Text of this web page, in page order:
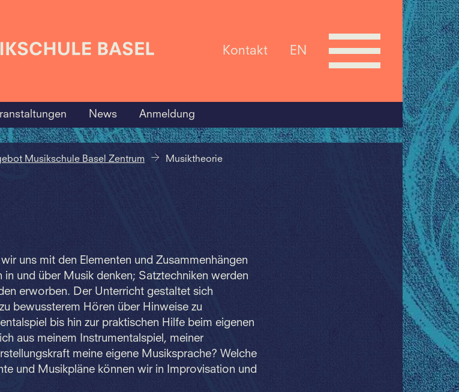
Kontakt EN
News Anmeldung
Musikschule Basel Zentrum Musiktheorie
uns mit den Elementen und Zusammenhängen
in und über Musik denken; Satztechniken werden
erworben. Der Unterricht gestaltet sich
bewussterem Hören über Hinweise zu
bis hin zur praktischen Hilfe beim eigenen
aus meinem Instrumentalspiel, meiner
meine eigene Musiksprache? Welche
und Musikpläne können wir in Improvisation und